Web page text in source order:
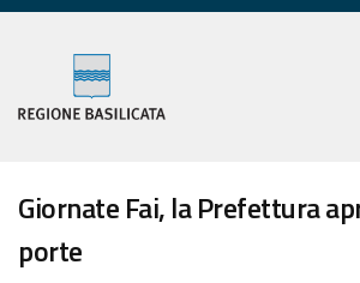
Giornate Fai, la Prefettura
porte